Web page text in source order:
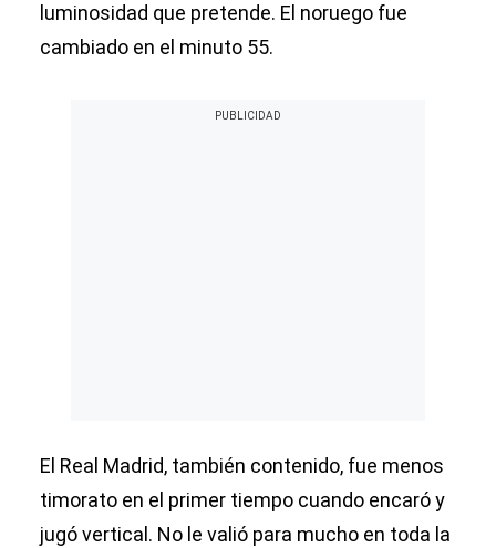
luminosidad que pretende. El noruego fue
cambiado en el minuto 55.
El Real Madrid, también contenido, fue menos
timorato en el primer tiempo cuando encaró y
jugó vertical. No le valió para mucho en toda la